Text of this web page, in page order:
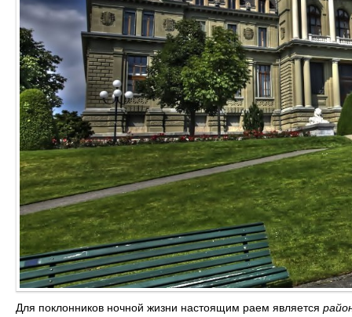
Для поклонников ночной жизни настоящим раем является